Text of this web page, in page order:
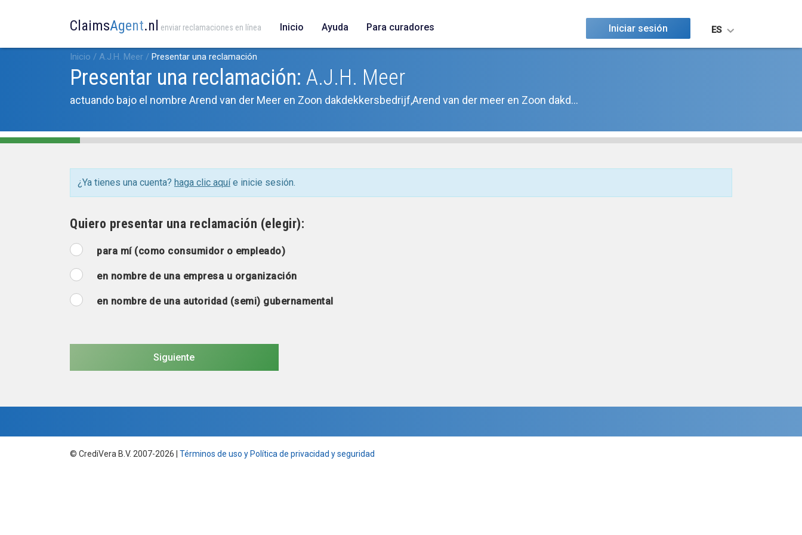
ClaimsAgent.nl enviar reclamaciones en línea Inicio Ayuda Para curadores Iniciar sesión ES
Inicio / A.J.H. Meer / Presentar una reclamación
Presentar una reclamación: A.J.H. Meer
actuando bajo el nombre Arend van der Meer en Zoon dakdekkersbedrijf,Arend van der meer en Zoon dakd...
¿Ya tienes una cuenta? haga clic aquíe inicie sesión.
Quiero presentar una reclamación (elegir):
para mí (como consumidor o empleado)
en nombre de una empresa u organización
en nombre de una autoridad (semi) gubernamental
© CrediVera B.V. 2007-2026 | Términos de uso y Política de privacidad y seguridad